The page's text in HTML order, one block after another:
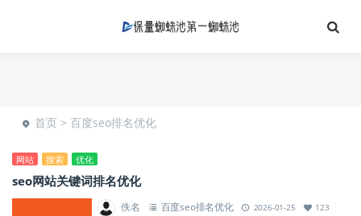
首页 > 百度seo排名优化
网站 搜索 优化
seo网站关键词排名优化
佚名 百度seo排名优化 2026-01-25 123